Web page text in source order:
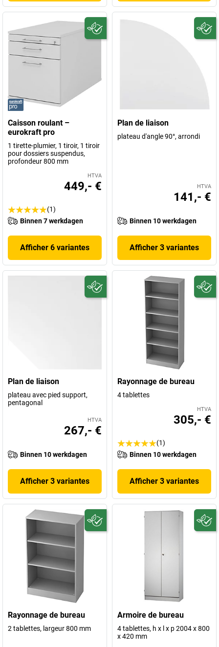
Caisson roulant –
eurokraft pro
1 tirette-plumier, 1 tiroir, 1 tiroir
pour dossiers suspendus,
profondeur 800 mm
HTVA
449,- €
(1)
Binnen 7 werkdagen
Afficher 6 variantes
Plan de liaison
plateau d'angle 90°, arrondi
HTVA
141,- €
Binnen 10 werkdagen
Afficher 3 variantes
Plan de liaison
plateau avec pied support,
pentagonal
HTVA
267,- €
Binnen 10 werkdagen
Afficher 3 variantes
Rayonnage de bureau
4 tablettes
HTVA
305,- €
(1)
Binnen 10 werkdagen
Afficher 3 variantes
Rayonnage de bureau
2 tablettes, largeur 800 mm
Armoire de bureau
4 tablettes, h x l x p 2004 x 800
x 420 mm